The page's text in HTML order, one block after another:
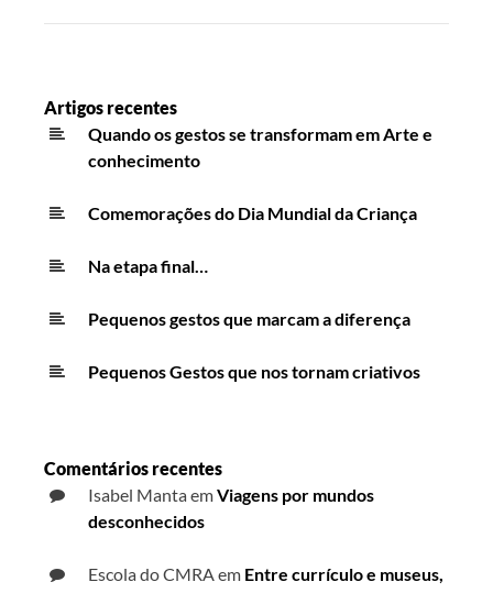
Artigos recentes
Quando os gestos se transformam em Arte e
conhecimento
Comemorações do Dia Mundial da Criança
Na etapa final…
Pequenos gestos que marcam a diferença
Pequenos Gestos que nos tornam criativos
Comentários recentes
Isabel MantaemViagens por mundos
desconhecidos
Escola do CMRAem Entre currículo e museus,